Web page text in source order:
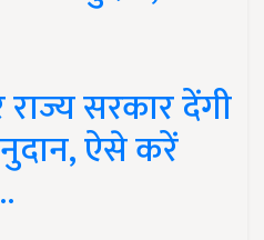
राज्य सरकार देंगी
ऐसे करें